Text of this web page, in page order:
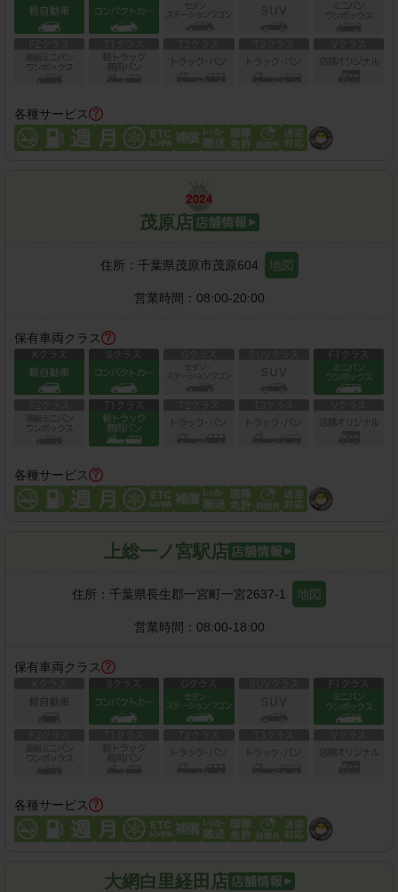
各種サービス
茂原店
住所： 千葉県茂原市茂原604 地図
営業時間： 08:00-20:00
保有車両クラス
各種サービス
上総一ノ宮駅店
住所： 千葉県長生郡一宮町一宮2637-1 地図
営業時間： 08:00-18:00
保有車両クラス
各種サービス
大網白里経田店